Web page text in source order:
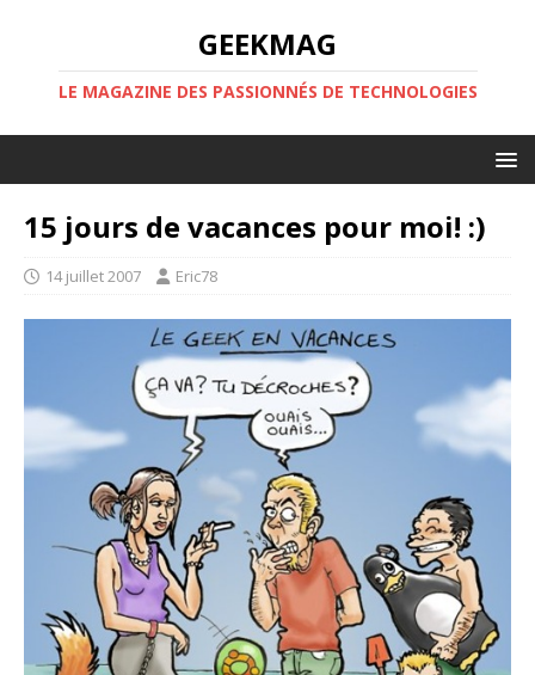
GEEKMAG
LE MAGAZINE DES PASSIONNÉS DE TECHNOLOGIES
15 jours de vacances pour moi! :)
14 juillet 2007 Eric78